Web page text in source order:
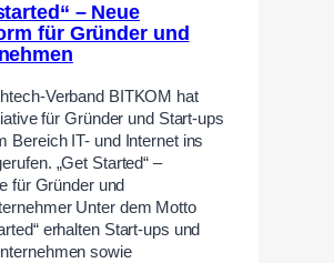
– Neue
für Gründer und
Verband BITKOM hat
für Gründer und Start-ups
Bereich IT- und Internet ins
„Get Started“ –
für Gründer und
Unter dem Motto
erhalten Start-ups und
sowie